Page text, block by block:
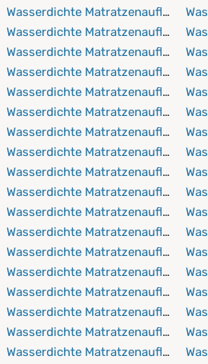
Pflegehinweisen des jeweiligen
Wasserdichte Matratzenauflagen
Wasserdichte Matratzenauflagen
Wasserdichte Matratzenauflagen
Wasserdichte Matratzenauflagen
Wasserdichte Matratzenauflagen
Wasserdichte Matratzenauflagen
Wasserdichte Matratzenauflagen
Wasserdichte Matratzenauflagen
Wasserdichte Matratzenauflagen
Wasserdichte Matratzenauflagen
Wasserdichte Matratzenauflagen
Wasserdichte Matratzenauflagen
Wasserdichte Matratzenauflagen
Wasserdichte Matratzenauflagen
Wasserdichte Matratzenauflagen
Wasserdichte Matratzenauflagen
Wasserdichte Matratzenauflagen
Wasserdichte Matratzenauflagen